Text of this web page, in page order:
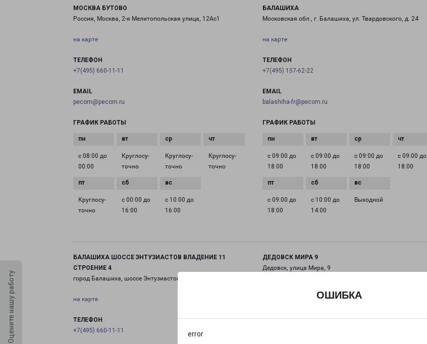
ОШИБКА
error
Оцените нашу работу
МОСКВА БУТОВО
Россия, Москва, 2-я Мелитопольская улица, 12Ас1
на карте
ТЕЛЕФОН
+7(495) 660-11-11
EMAIL
pecom@pecom.ru
ГРАФИК РАБОТЫ
с 08:00 до
00:00
Круглосу­
точно
Круглосу­
точно
Круглосу­
точно
Круглосу­
точно
с 00:00 до
16:00
с 10:00 до
16:00
БАЛАШИХА
Московская обл., г. Балашиха, ул. Твардовского, д. 24
на карте
ТЕЛЕФОН
+7(495) 157-62-22
EMAIL
balashiha-fr@pecom.ru
ГРАФИК РАБОТЫ
с 09:00 до
18:00
с 09:00 до
18:00
с 09:00 до
18:00
с 09:00 до
18:00
с 09:00 до
18:00
с 10:00 до
14:00
Выходной
БАЛАШИХА ШОССЕ ЭНТУЗИАСТОВ ВЛАДЕНИЕ 11
СТРОЕНИЕ 4
город Балашиха, шоссе Энтузиастов, 11 строение 4
на карте
ТЕЛЕФОН
+7(495) 660-11-11
ДЕДОВСК МИРА 9
Дедовск, улица Мира, 9
+7(495) 660-11-11